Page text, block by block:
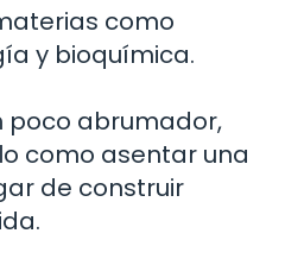
como
y bioquímica.
poco abrumador,
como asentar una
de construir